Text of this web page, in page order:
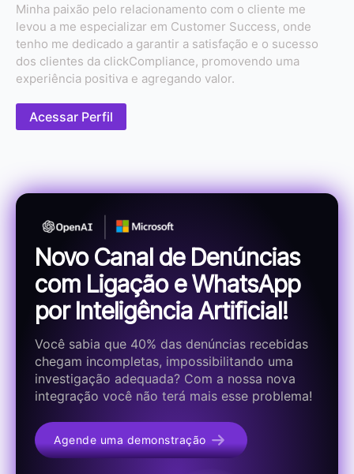
Minha paixão pelo relacionamento com o cliente me
levou a me especializar em Customer Success, onde
tenho me dedicado a garantir a satisfação e o sucesso
dos clientes da clickCompliance, promovendo uma
experiência positiva e agregando valor.
Acessar Perfil
Novo Canal de Denúncias
com Ligação e WhatsApp
por Inteligência Artificial!
Você sabia que 40% das denúncias recebidas
chegam incompletas, impossibilitando uma
investigação adequada? Com a nossa nova
integração você não terá mais esse problema!
Agende uma demonstração